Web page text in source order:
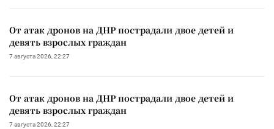
От атак дронов на ДНР пострадали двое детей и
девять взрослых граждан
7 августа 2026, 22:27
От атак дронов на ДНР пострадали двое детей и
девять взрослых граждан
7 августа 2026, 22:27